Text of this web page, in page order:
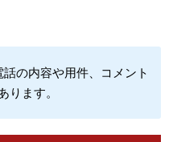
の内容や用件、コメント
ります。